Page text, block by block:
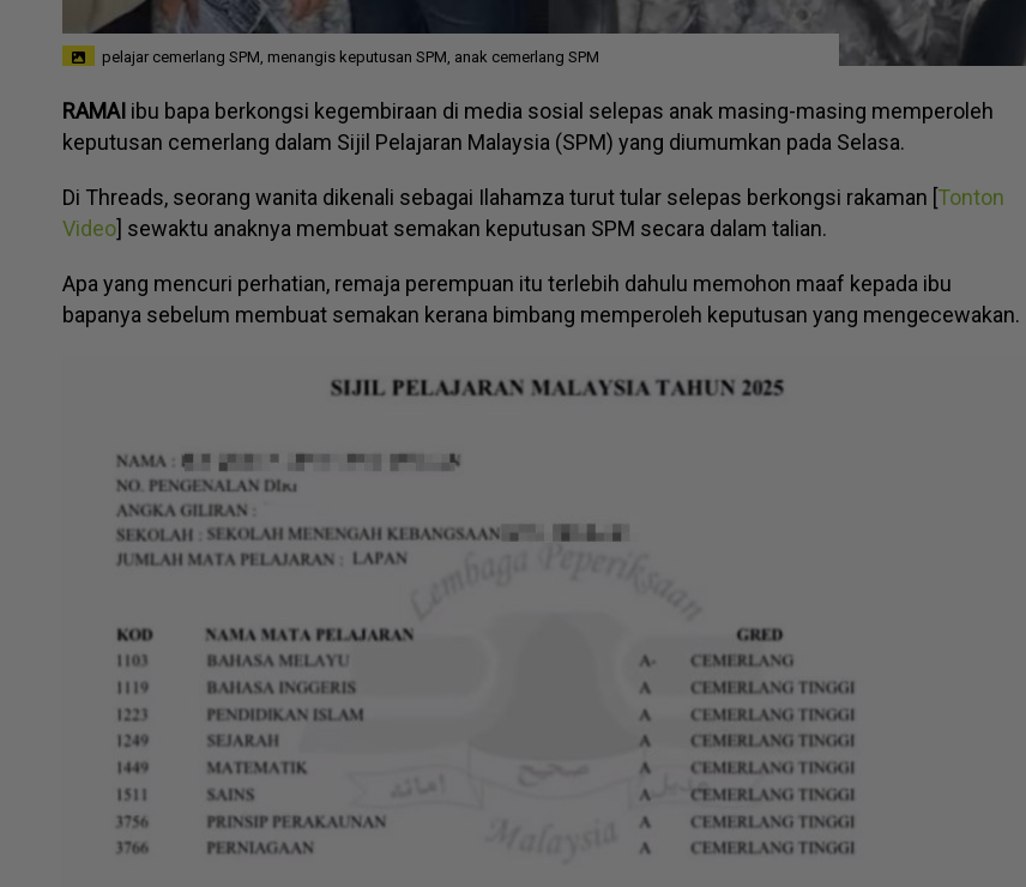
pelajar cemerlang SPM, menangis keputusan SPM, anak cemerlang SPM
RAMAI ibu bapa berkongsi kegembiraan di media sosial selepas anak masing-masing memperoleh
keputusan cemerlang dalam Sijil Pelajaran Malaysia (SPM) yang diumumkan pada Selasa.
Di Threads, seorang wanita dikenali sebagai Ilahamza turut tular selepas berkongsi rakaman [Tonton
Video] sewaktu anaknya membuat semakan keputusan SPM secara dalam talian.
Apa yang mencuri perhatian, remaja perempuan itu terlebih dahulu memohon maaf kepada ibu
bapanya sebelum membuat semakan kerana bimbang memperoleh keputusan yang mengecewakan.